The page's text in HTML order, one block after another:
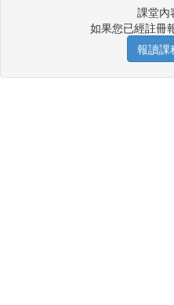
課堂內
如果您已經註冊
報讀課